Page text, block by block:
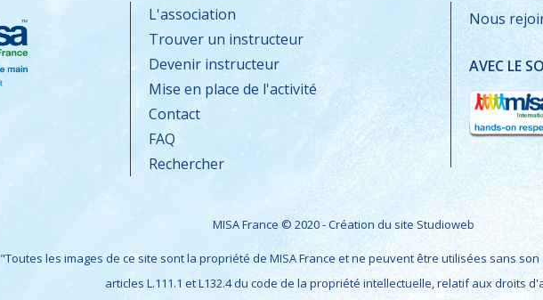
L'association
Trouver un instructeur
Devenir instructeur
Mise en place de l'activité
Contact
FAQ
Rechercher
Nous
AVEC LE
MISA France © 2020 - Création du site Studioweb
"Toutes les images de ce site sont la propriété de MISA France et ne peuvent être utilisées sans
articles L.111.1 et L132.4 du code de la propriété intellectuelle, relatif aux droits